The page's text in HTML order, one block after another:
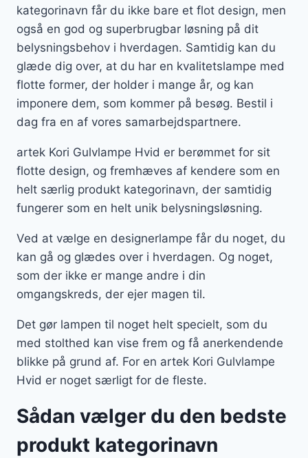
kategorinavn får du ikke bare et flot design, men
også en god og superbrugbar løsning på dit
belysningsbehov i hverdagen. Samtidig kan du
glæde dig over, at du har en kvalitetslampe med
flotte former, der holder i mange år, og kan
imponere dem, som kommer på besøg. Bestil i
dag fra en af vores samarbejdspartnere.
artek Kori Gulvlampe Hvid er berømmet for sit
flotte design, og fremhæves af kendere som en
helt særlig produkt kategorinavn, der samtidig
fungerer som en helt unik belysningsløsning.
Ved at vælge en designerlampe får du noget, du
kan gå og glædes over i hverdagen. Og noget,
som der ikke er mange andre i din
omgangskreds, der ejer magen til.
Det gør lampen til noget helt specielt, som du
med stolthed kan vise frem og få anerkendende
blikke på grund af. For en artek Kori Gulvlampe
Hvid er noget særligt for de fleste.
Sådan vælger du den bedste
produkt kategorinavn